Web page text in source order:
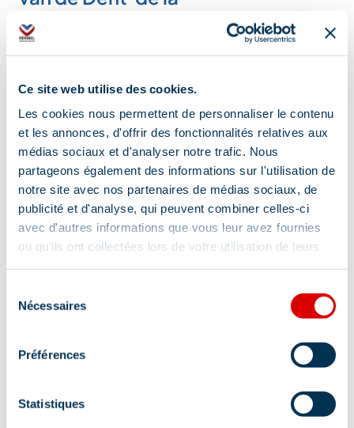
Ce site web utilise des cookies.
Les cookies nous permettent de personnaliser le contenu
et les annonces, d'offrir des fonctionnalités relatives aux
médias sociaux et d'analyser notre trafic. Nous
partageons également des informations sur l'utilisation de
notre site avec nos partenaires de médias sociaux, de
publicité et d'analyse, qui peuvent combiner celles-ci
avec d'autres informations que vous leur avez fournies
ou qu'ils ont collectées lors de votre utilisation de leurs
Nécessaires
Préférences
Statistiques
du Burgin –
Inschakeling
privégids
Met een kabel en
ladders langs de
hele route kunt u
de Dent du Burgin
beklimmen op 2…
privégids
Tussen klimmen
en lopen is de
Via Ferrata een
leuke activiteit,
die sterke
sensaties…
Lokalisatie